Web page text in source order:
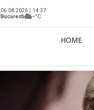
06.08.2026 | 14:37
Bucuresti
--°C
HOME